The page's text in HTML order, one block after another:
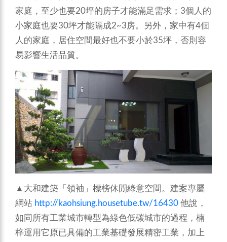
家庭，至少也要20坪的房子才能滿足需求；3個人的
小家庭也要30坪才能隔成2~3房。另外，家中有4個
人的家庭，居住空間最好也不要小於35坪，否則容
易影響生活品質。
▲大和建築「領袖」標榜休閒綠意空間。建案專屬
網站 http://kaohsiung.housetube.tw/16430 他說，
如同所有工業城市轉型為綠色低碳城市的過程，楠
梓運用它原已具備的工業基礎發展精密工業，加上